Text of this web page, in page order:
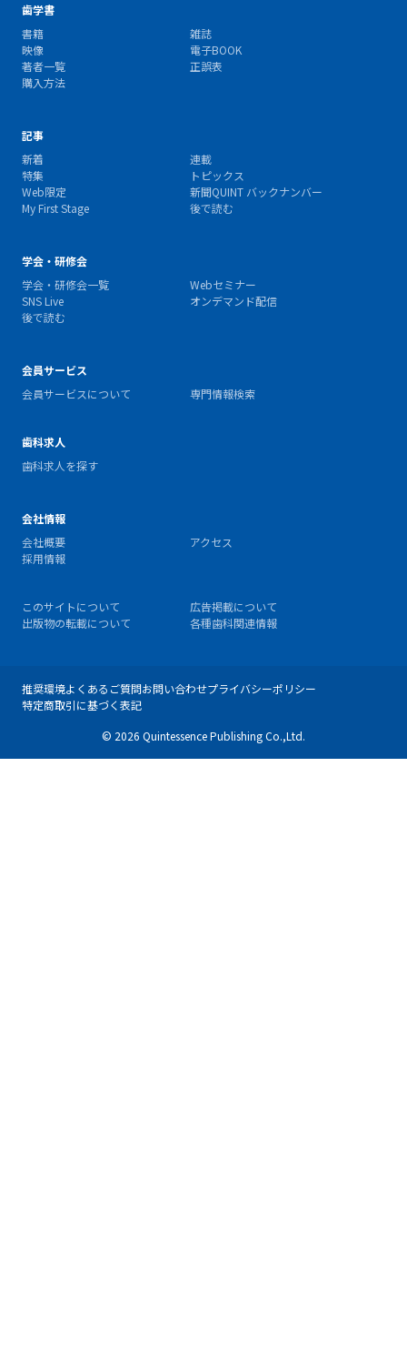
歯学書
書籍
雑誌
映像
電子BOOK
著者一覧
正誤表
購入方法
記事
新着
連載
特集
トピックス
Web限定
新聞QUINT バックナンバー
My First Stage
後で読む
学会・研修会
学会・研修会一覧
Webセミナー
SNS Live
オンデマンド配信
後で読む
会員サービス
会員サービスについて
専門情報検索
歯科求人
歯科求人を探す
会社情報
会社概要
アクセス
採用情報
このサイトについて
広告掲載について
出版物の転載について
各種歯科関連情報
推奨環境よくあるご質問お問い合わせプライバシーポリシー
特定商取引に基づく表記
© 2026 Quintessence Publishing Co.,Ltd.